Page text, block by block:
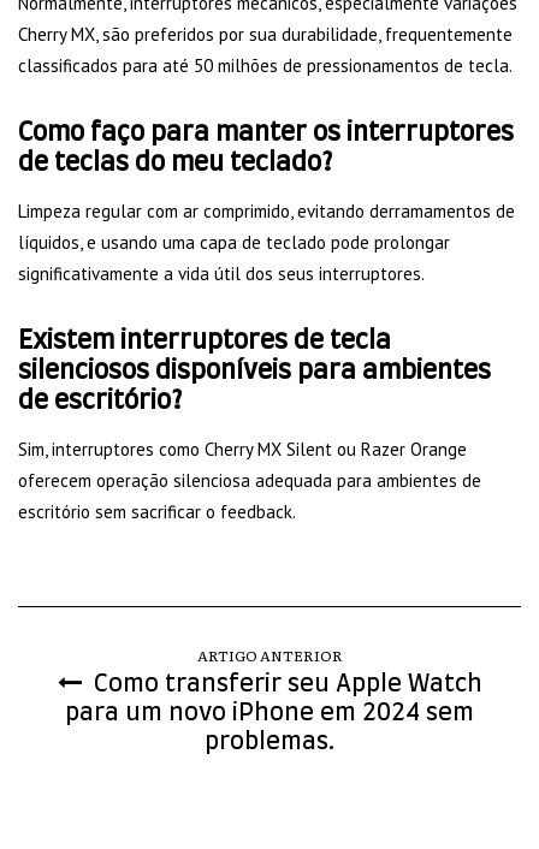
Cherry MX, são preferidos por sua durabilidade, frequentemente
classificados para até 50 milhões de pressionamentos de tecla.
Como faço para manter os interruptores
de teclas do meu teclado?
Limpeza regular com ar comprimido, evitando derramamentos de
líquidos, e usando uma capa de teclado pode prolongar
significativamente a vida útil dos seus interruptores.
Existem interruptores de tecla
silenciosos disponíveis para ambientes
de escritório?
Sim, interruptores como Cherry MX Silent ou Razer Orange
oferecem operação silenciosa adequada para ambientes de
escritório sem sacrificar o feedback.
ARTIGO ANTERIOR
Como transferir seu Apple Watch
para um novo iPhone em 2024 sem
problemas.